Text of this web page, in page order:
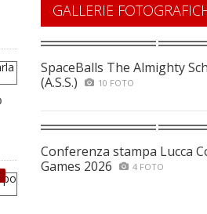
GALLERIE
SpaceBalls The Almighty
(A.S.S.)
10 FOTO
Conferenza stampa Lucca
Games 2026
4 FOTO